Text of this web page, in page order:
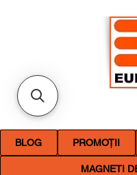
BLOG PROMOȚII
MAGNETI